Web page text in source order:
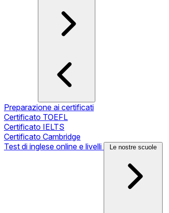
Preparazione ai certificati
Certificato TOEFL
Certificato IELTS
Certificato Cambridge
Test di inglese online e livelli
Le nostre scuole